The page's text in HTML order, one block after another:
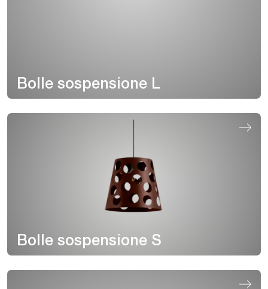
Bolle sospensione L
Bolle sospensione S